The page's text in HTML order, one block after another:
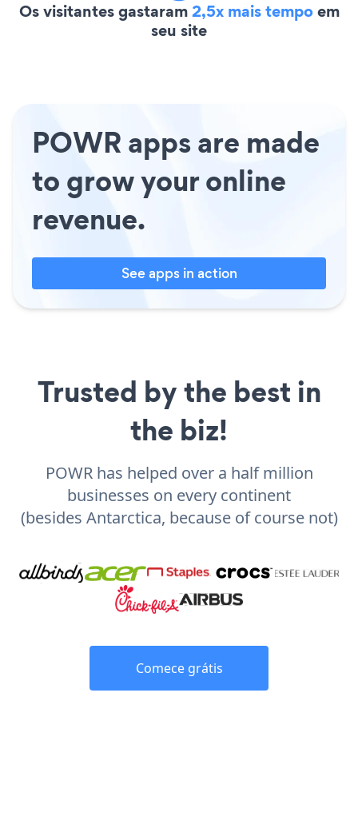
Os visitantes gastaram2,5x mais tempoem
seu site
POWR apps are made
to grow your online
revenue.
See apps in action
Trusted by the best in
the biz!
POWR has helped over a half million
businesses on every continent
(besides Antarctica, because of course not)
Comece grátis